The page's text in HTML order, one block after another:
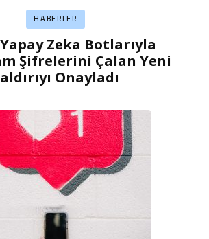
HABERLER
Zeka Botlarıyla
Şifrelerini Çalan Yeni
Onayladı